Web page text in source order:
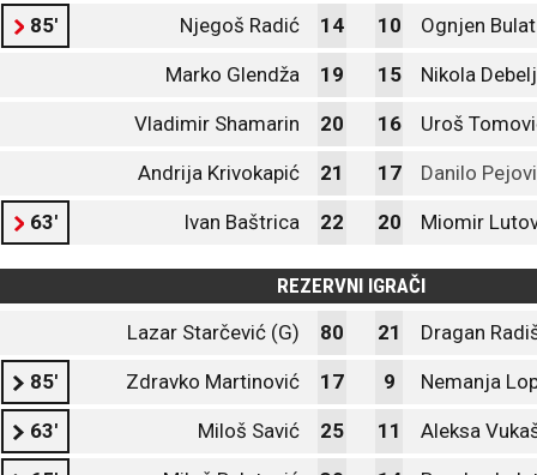
85' Njegoš Radić 14 10 Ognjen
Marko Glendža 19 15 Nikola
Vladimir Shamarin 20 16 Uroš
Andrija Krivokapić 21 17 Danilo
63' Ivan Baštrica 22 20 Miomir
REZERVNI IGRAČI
Lazar Starčević (G)
80 21 Dragan
85' Zdravko Martinović 17 9 Nemanja
63' Miloš Savić 25 11 Aleksa